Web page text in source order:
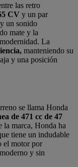
las retro
CV y un par
un sonido
mate y la
La
manteniendo su
y una posición
se llama Honda
de 471 cc de 47
la marca, Honda ha
tiene un indudable
el motor por
y sin